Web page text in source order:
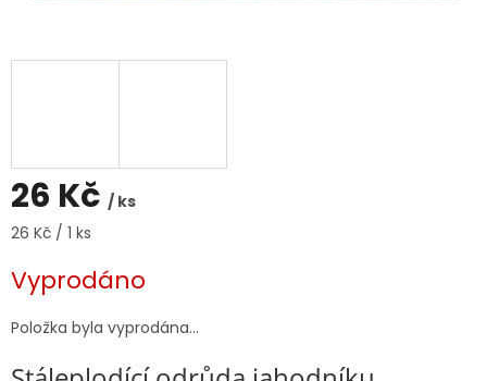
26 Kč / ks
Měrná
26 Kč / 1 ks
Vyprodáno
Položka byla vyprodána…